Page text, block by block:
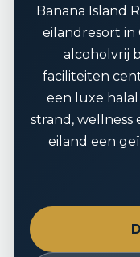
Banana Island
eilandresort in
alcoholvrij
faciliteiten
een luxe
strand, wellness
eiland een